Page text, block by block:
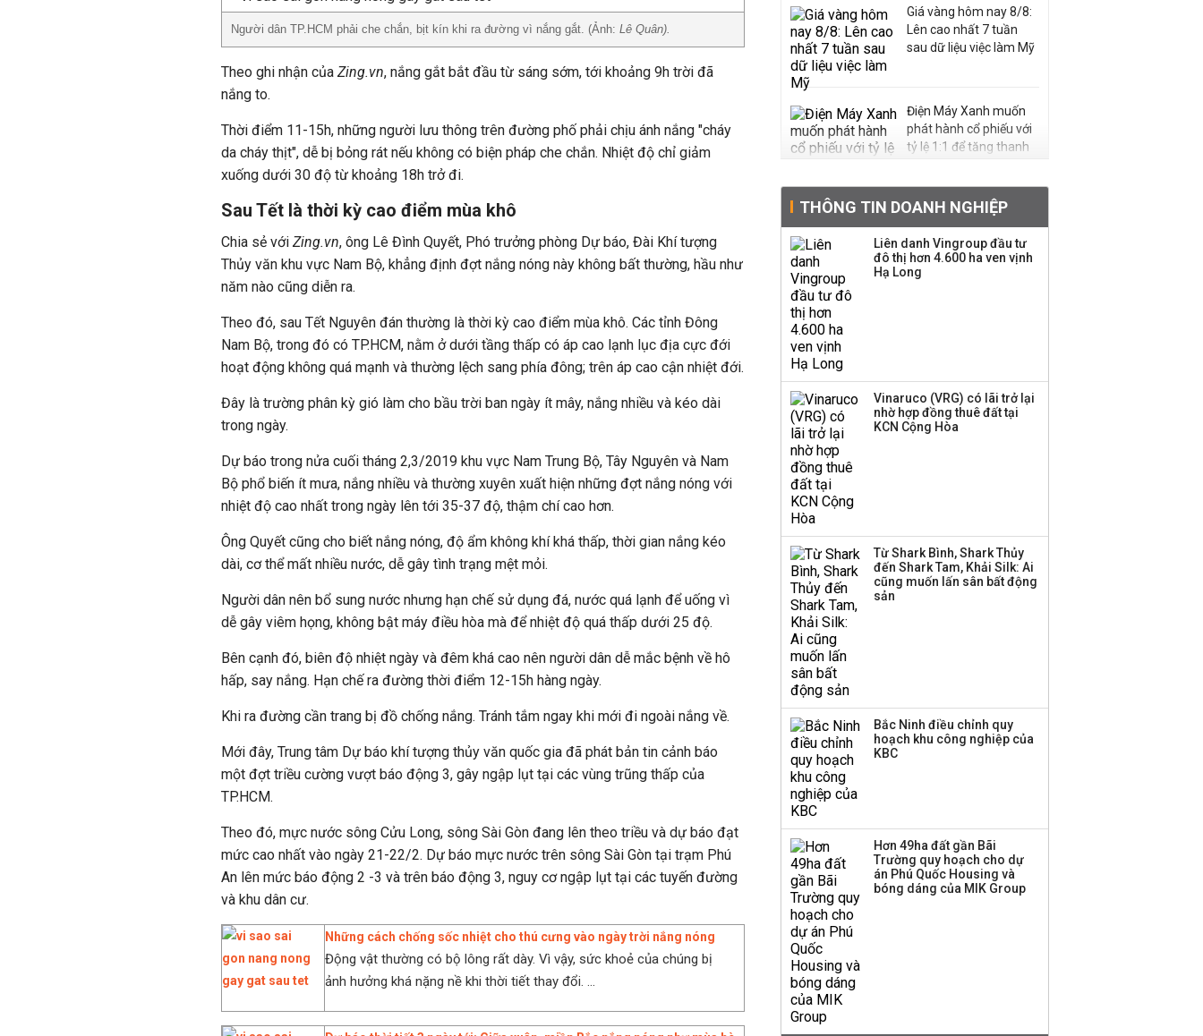
Người dân TP.HCM phải che chắn, bịt kín khi ra đường vì nắng gắt. (Ảnh: Lê Quân).
Theo ghi nhận của Zing.vn, nắng gắt bắt đầu từ sáng sớm, tới khoảng 9h trời đã
nắng to.
Thời điểm 11-15h, những người lưu thông trên đường phố phải chịu ánh nắng "cháy
da cháy thịt", dễ bị bỏng rát nếu không có biện pháp che chắn. Nhiệt độ chỉ giảm
xuống dưới 30 độ từ khoảng 18h trở đi.
Sau Tết là thời kỳ cao điểm mùa khô
Chia sẻ với Zing.vn, ông Lê Đình Quyết, Phó trưởng phòng Dự báo, Đài Khí tượng
Thủy văn khu vực Nam Bộ, khẳng định đợt nắng nóng này không bất thường, hầu như
năm nào cũng diễn ra.
Theo đó, sau Tết Nguyên đán thường là thời kỳ cao điểm mùa khô. Các tỉnh Đông
Nam Bộ, trong đó có TP.HCM, nằm ở dưới tầng thấp có áp cao lạnh lục địa cực đới
hoạt động không quá mạnh và thường lệch sang phía đông; trên áp cao cận nhiệt đới.
Đây là trường phân kỳ gió làm cho bầu trời ban ngày ít mây, nắng nhiều và kéo dài
trong ngày.
Dự báo trong nửa cuối tháng 2,3/2019 khu vực Nam Trung Bộ, Tây Nguyên và Nam
Bộ phổ biến ít mưa, nắng nhiều và thường xuyên xuất hiện những đợt nắng nóng với
nhiệt độ cao nhất trong ngày lên tới 35-37 độ, thậm chí cao hơn.
Ông Quyết cũng cho biết nắng nóng, độ ẩm không khí khá thấp, thời gian nắng kéo
dài, cơ thể mất nhiều nước, dễ gây tình trạng mệt mỏi.
Người dân nên bổ sung nước nhưng hạn chế sử dụng đá, nước quá lạnh để uống vì
dễ gây viêm họng, không bật máy điều hòa mà để nhiệt độ quá thấp dưới 25 độ.
Bên cạnh đó, biên độ nhiệt ngày và đêm khá cao nên người dân dễ mắc bệnh về hô
hấp, say nắng. Hạn chế ra đường thời điểm 12-15h hàng ngày.
Khi ra đường cần trang bị đồ chống nắng. Tránh tắm ngay khi mới đi ngoài nắng về.
Mới đây, Trung tâm Dự báo khí tượng thủy văn quốc gia đã phát bản tin cảnh báo
một đợt triều cường vượt báo động 3, gây ngập lụt tại các vùng trũng thấp của
TP.HCM.
Theo đó, mực nước sông Cửu Long, sông Sài Gòn đang lên theo triều và dự báo đạt
mức cao nhất vào ngày 21-22/2. Dự báo mực nước trên sông Sài Gòn tại trạm Phú
An lên mức báo động 2 -3 và trên báo động 3, nguy cơ ngập lụt tại các tuyến đường
và khu dân cư.
Những cách chống sốc nhiệt cho thú cưng vào ngày trời nắng nóng
Động vật thường có bộ lông rất dày. Vì vậy, sức khoẻ của chúng bị
ảnh hưởng khá nặng nề khi thời tiết thay đổi. ...
Giá vàng hôm nay 8/8:
Lên cao nhất 7 tuần
sau dữ liệu việc làm Mỹ
Điện Máy Xanh muốn
phát hành cổ phiếu với
tỷ lệ 1:1 để tăng thanh
Quy hoạch 4 khu lấn
biển ở Phú Quốc
hàng
Dự án Sheraton Phú
Huấn Hoa Hồng bỗng
dưng ‘biến mất’, một
công ty khác đã giải thể
THÔNG TIN DOANH NGHIỆP
Liên danh Vingroup đầu tư
đô thị hơn 4.600 ha ven vịnh
Hạ Long
Vinaruco (VRG) có lãi trở lại
nhờ hợp đồng thuê đất tại
KCN Cộng Hòa
Từ Shark Bình, Shark Thủy
đến Shark Tam, Khải Silk: Ai
cũng muốn lấn sân bất động
sản
Bắc Ninh điều chỉnh quy
hoạch khu công nghiệp của
KBC
Hơn 49ha đất gần Bãi
Trường quy hoạch cho dự
án Phú Quốc Housing và
bóng dáng của MIK Group